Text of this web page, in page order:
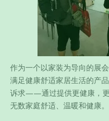
作为一个以家装为导向的展
满足健康舒适家居生活的产
诉求——通过提供更健康，
无数家庭舒适、温暖和健康。